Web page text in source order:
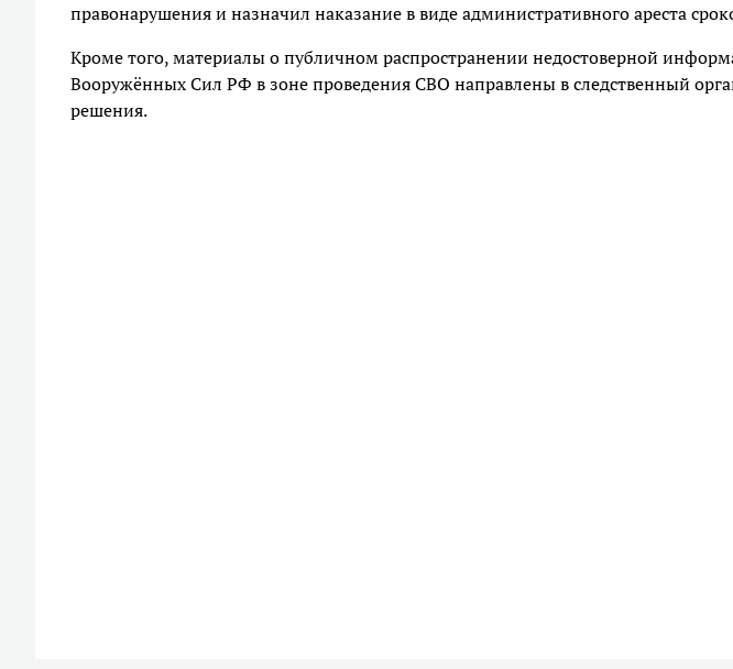
правонарушения и назначил наказание в виде административного ареста
Кроме того, материалы о публичном распространении недостоверной
Вооружённых Сил РФ в зоне проведения СВО направлены в следственный
решения.